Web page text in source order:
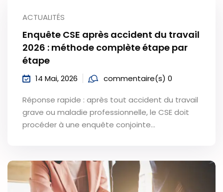
ACTUALITÉS
Enquête CSE après accident du travail
2026 : méthode complète étape par
étape
14 Mai, 2026 commentaire(s) 0
Réponse rapide : après tout accident du travail
grave ou maladie professionnelle, le CSE doit
procéder à une enquête conjointe…